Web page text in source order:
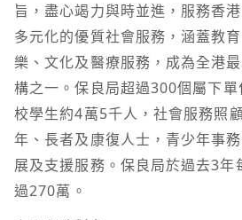
旨，盡心竭力與時並進，服務香
多元化的優質社會服務，涵蓋教
樂、文化及醫療服務，成為全港
構之一。保良局超過300個屬下
校學生約4萬5千人，社會服務照
年、長者及康復人士，青少年事
展及支援服務。保良局於過去3年
過270萬。